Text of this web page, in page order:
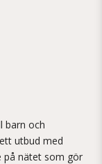
barn och
utbud med
på nätet som gör